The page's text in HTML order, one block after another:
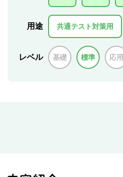
用途 共通テスト対策用
レベル 基礎 標準 応用